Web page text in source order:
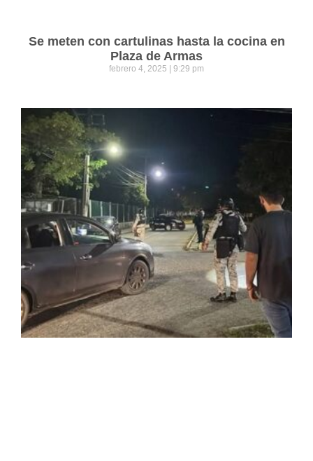
Se meten con cartulinas hasta la cocina en
Plaza de Armas
febrero 4, 2025 9:29 pm